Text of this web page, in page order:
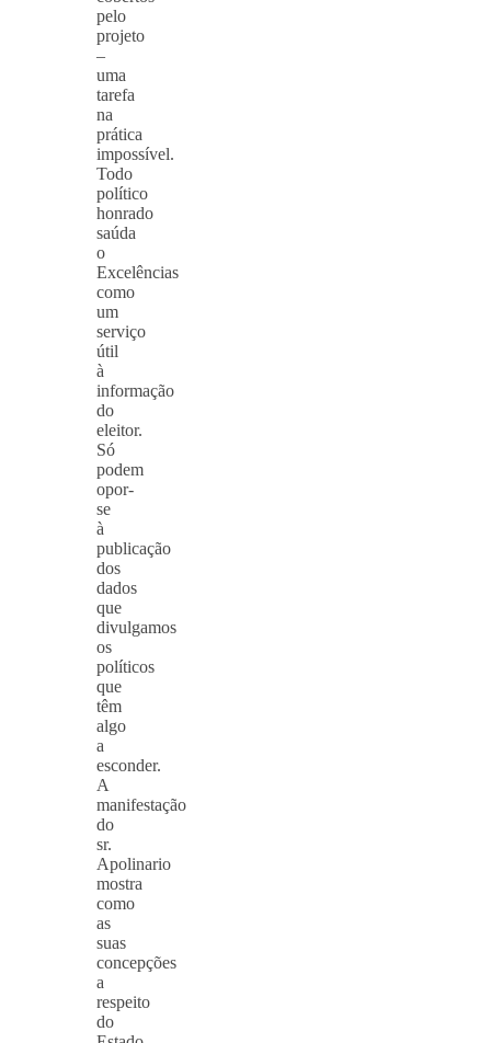
pelo
projeto
–
uma
tarefa
na
prática
impossível.
Todo
político
honrado
saúda
o
Excelências
como
um
serviço
útil
à
informação
do
eleitor.
Só
podem
opor-
se
à
publicação
dos
dados
que
divulgamos
os
políticos
que
têm
algo
a
esconder.
A
manifestação
do
sr.
Apolinario
mostra
como
as
suas
concepções
a
respeito
do